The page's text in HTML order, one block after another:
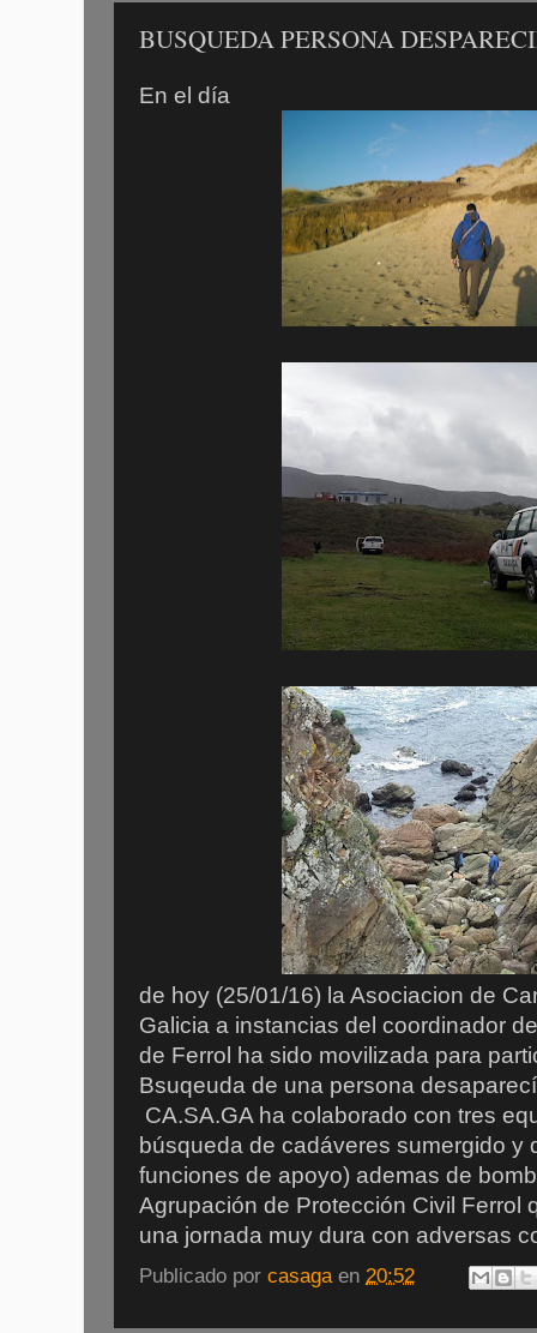
BUSQUEDA PERSONA
En el día
de hoy (25/01/16) la Asociacion de
Galicia a instancias del coordinador
de Ferrol ha sido movilizada para
Bsuqeuda de una persona
CA.SA.GA ha colaborado con tres
búsqueda de cadáveres sumergido y
funciones de apoyo) ademas de
Agrupación de Protección Civil Ferrol
una jornada muy dura con adversas
Publicado por casaga en 20:52